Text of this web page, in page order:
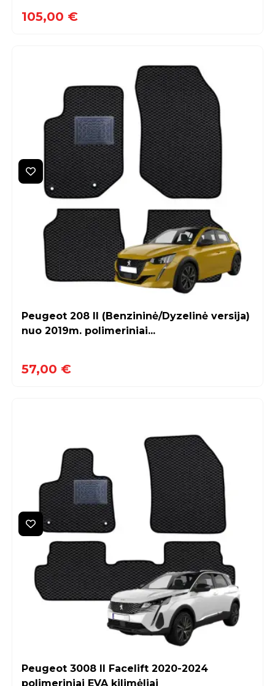
105,00 €
Peugeot 208 II (Benzininė/Dyzelinė versija)
nuo 2019m. polimeriniai...
57,00 €
Peugeot 3008 II Facelift 2020-2024
polimeriniai EVA kilimėliai